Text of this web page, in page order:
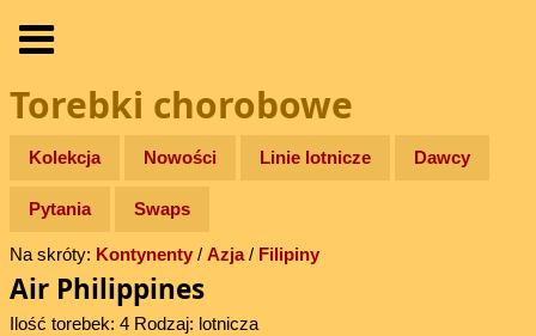
Torebki chorobowe
Kolekcja Nowości Linie lotnicze Dawcy
Pytania Swaps
Na skróty: Kontynenty/ Azja/ Filipiny
Air Philippines
Ilość torebek: 4 Rodzaj: lotnicza